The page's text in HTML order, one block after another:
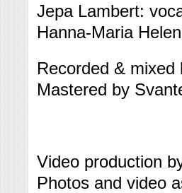
Jepa Lambert:
Hanna-Maria
Recorded &
Mastered by
Video production
Photos and video